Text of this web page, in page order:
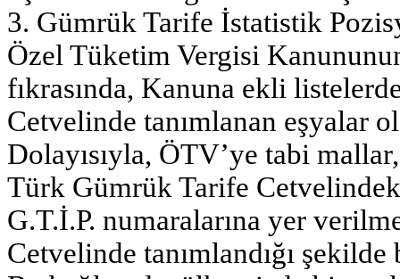
3. Gümrük Tarife İstatistik
Özel Tüketim Vergisi
fıkrasında, Kanuna ekli
Cetvelinde tanımlanan eşyalar
Dolayısıyla, ÖTV’ye tabi
Türk Gümrük Tarife
G.T.İ.P. numaralarına yer
Cetvelinde tanımlandığı